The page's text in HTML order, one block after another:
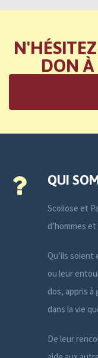
DON À
QUI
Scoliose et
d’hommes
Qu’ils
ou leur
dos, appris
dans la vie
De leur